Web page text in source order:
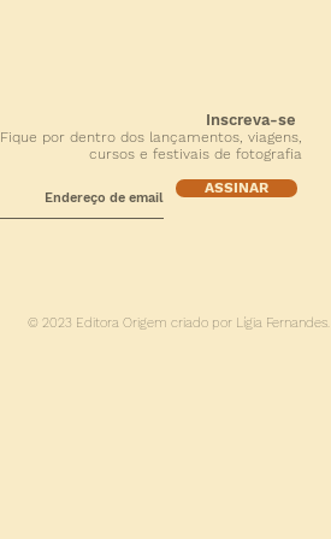
Inscreva-se
Fique por dentro dos lançamentos, viagens,
cursos e festivais de fotografia
ASSINAR
© 2023 Editora Origem criado por Lígia Fernandes.